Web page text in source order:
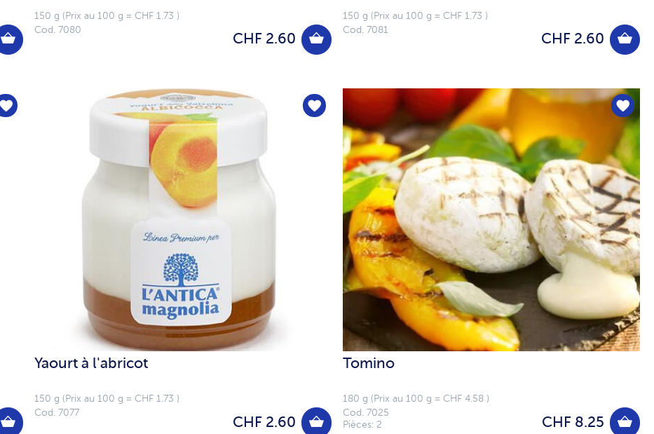
150 g (Prix au 100 g = CHF 1.73 )
CHF 2.60
Cod. 7080
150 g (Prix au 100 g = CHF 1.73 )
CHF 2.60
Cod. 7081
Yaourt à l'abricot
150 g (Prix au 100 g = CHF 1.73 )
CHF 2.60
Cod. 7077
Tomino
180 g (Prix au 100 g = CHF 4.58 )
CHF 8.25
Cod. 7025
Pièces: 2